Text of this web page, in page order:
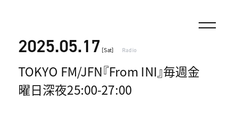
2025.05.17 [Sat] Radio
TOKYO FM/JFN『From INI』毎週金
曜日深夜25:00-27:00